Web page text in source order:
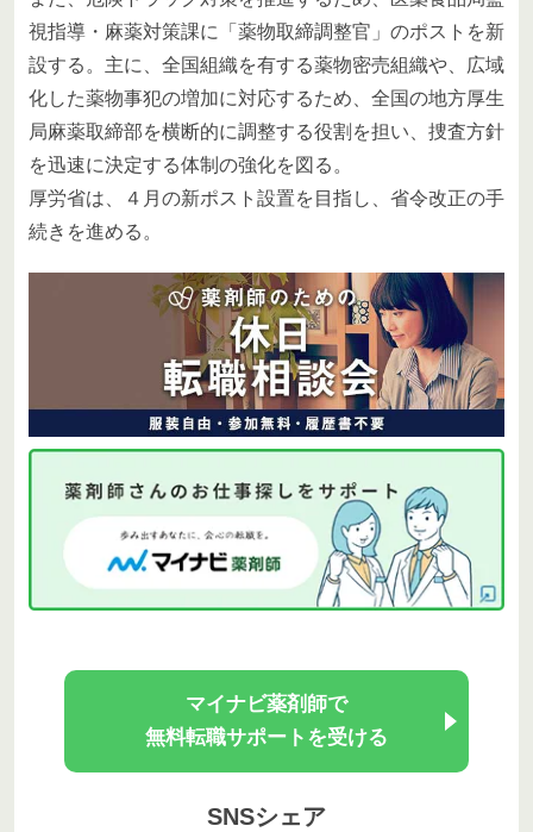
視指導・麻薬対策課に「薬物取締調整官」のポストを新
設する。主に、全国組織を有する薬物密売組織や、広域
化した薬物事犯の増加に対応するため、全国の地方厚生
局麻薬取締部を横断的に調整する役割を担い、捜査方針
を迅速に決定する体制の強化を図る。
厚労省は、４月の新ポスト設置を目指し、省令改正の手
続きを進める。
マイナビ薬剤師で
無料転職サポートを受ける
SNSシェア